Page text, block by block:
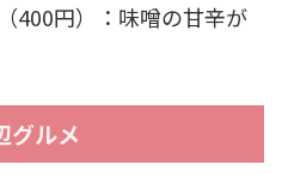
400円）：味噌の甘辛が
グルメ